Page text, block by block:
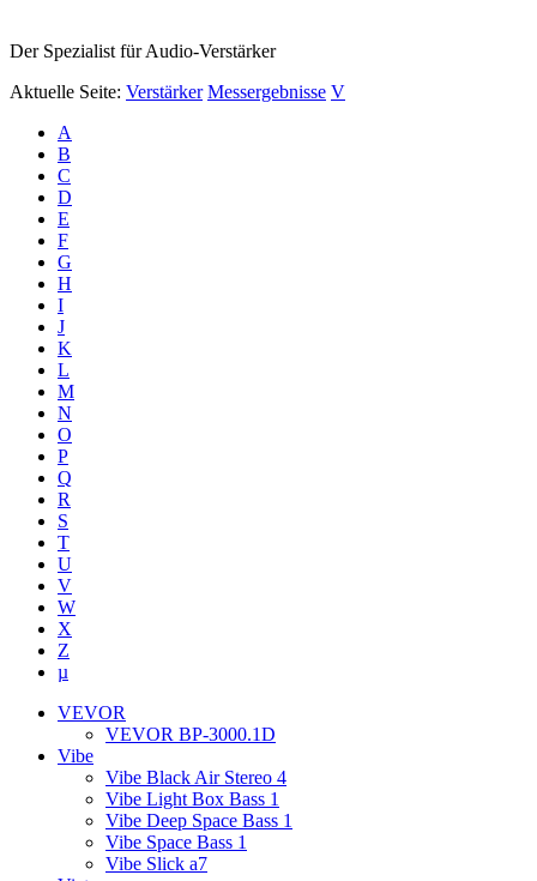
Der Spezialist für Audio-Verstärker
Aktuelle Seite: Verstärker Messergebnisse V
A
B
C
D
E
F
G
H
I
J
K
L
M
N
O
P
Q
R
S
T
U
V
W
X
Z
µ
VEVOR
VEVOR BP-3000.1D
Vibe
Vibe Black Air Stereo 4
Vibe Light Box Bass 1
Vibe Deep Space Bass 1
Vibe Space Bass 1
Vibe Slick a7